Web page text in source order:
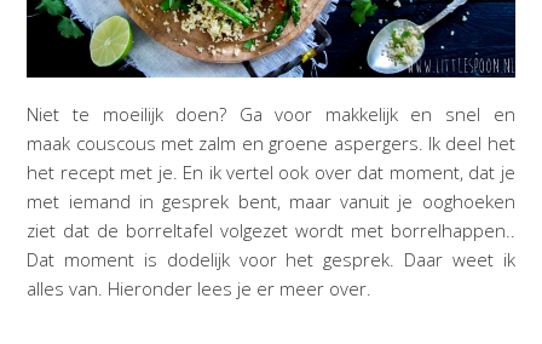
Niet te moeilijk doen? Ga voor makkelijk en snel en
maak couscous met zalm en groene aspergers. Ik deel het
het recept met je. En ik vertel ook over dat moment, dat je
met iemand in gesprek bent, maar vanuit je ooghoeken
ziet dat de borreltafel volgezet wordt met borrelhappen..
Dat moment is dodelijk voor het gesprek. Daar weet ik
alles van. Hieronder lees je er meer over.